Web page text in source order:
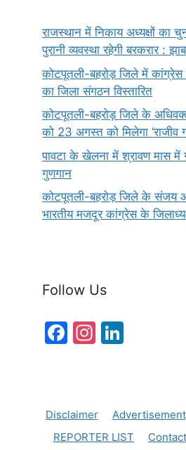
राजस्थान में निकाय अध्यक्षों का
पुरानी व्यवस्था रहेगी बरकरार :
कोटपूतली-बहरोड़ जिले में कांग्रेस
का जिला संगठन विस्तारित
कोटपूतली-बहरोड़ जिले के
को 23 अगस्त को मिलेगा ‘राजीव
पावटा के खेलना में श्रावण मास में
गुणगान
कोटपूतली-बहरोड़ जिले के संजय
भारतीय मजदूर कांग्रेस के
Follow Us
F
b
In
a
dI
Disclaimer Advertisement
REPORTER LIST